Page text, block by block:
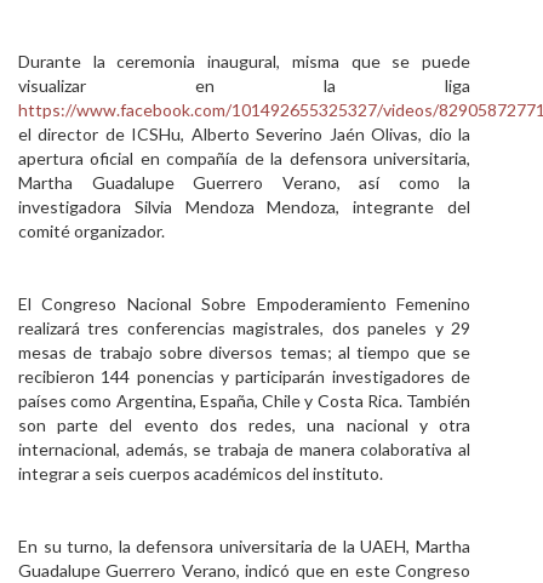
Durante la ceremonia inaugural, misma que se puede
visualizar en la liga
https://www.facebook.com/101492655325327/videos/
el director de ICSHu, Alberto Severino Jaén Olivas, dio la
apertura oficial en compañía de la defensora universitaria,
Martha Guadalupe Guerrero Verano, así como la
investigadora Silvia Mendoza Mendoza, integrante del
comité organizador.
El Congreso Nacional Sobre Empoderamiento Femenino
realizará tres conferencias magistrales, dos paneles y 29
mesas de trabajo sobre diversos temas; al tiempo que se
recibieron 144 ponencias y participarán investigadores de
países como Argentina, España, Chile y Costa Rica. También
son parte del evento dos redes, una nacional y otra
internacional, además, se trabaja de manera colaborativa al
integrar a seis cuerpos académicos del instituto.
En su turno, la defensora universitaria de la UAEH, Martha
Guadalupe Guerrero Verano, indicó que en este Congreso